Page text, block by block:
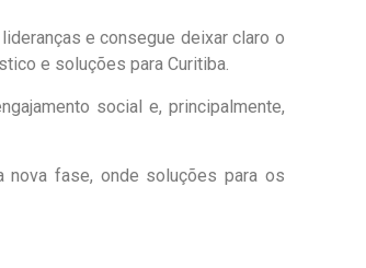
e consegue deixar claro o
e soluções para Curitiba.
social e, principalmente,
nova fase, onde soluções para os